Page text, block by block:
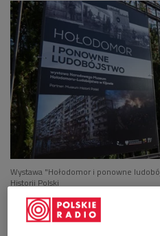
Wystawa "Hołodomor i ponowne
Historii Polski
Wystawa "Hołodomor
ludobójstwo"została